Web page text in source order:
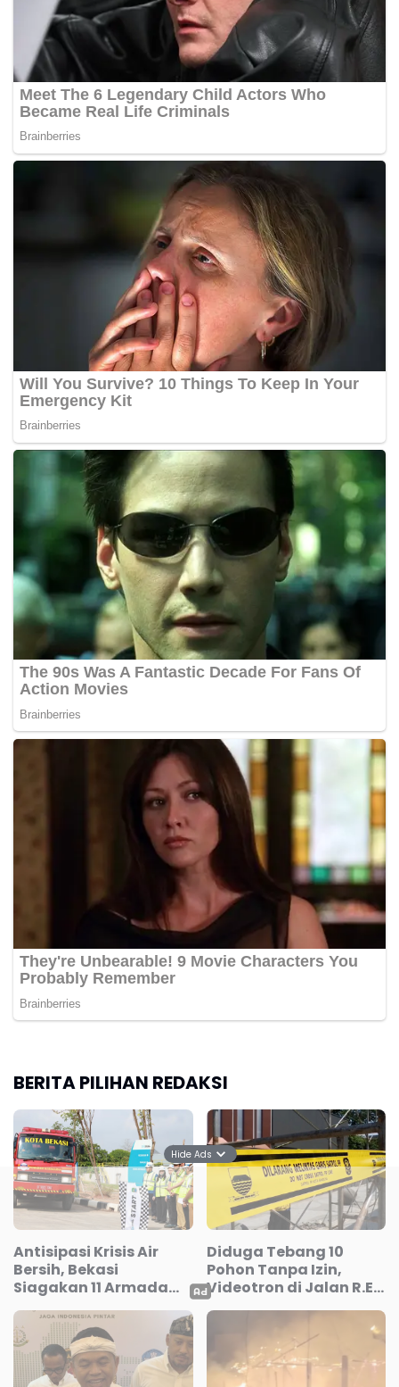
BERITA PILIHAN REDAKSI
Antisipasi Krisis Air
Bersih, Bekasi
Siagakan 11 Armada
Diduga Tebang 10
Pohon Tanpa Izin,
Videotron di Jalan R.E.
Martadinata Bandung
Disegel
Hide Ads